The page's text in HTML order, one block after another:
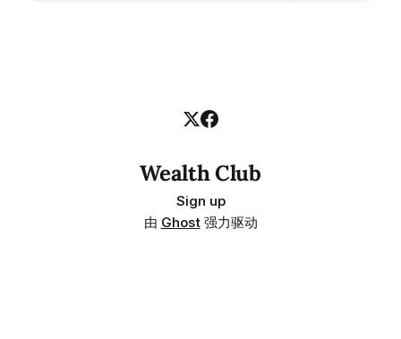
Wealth Club
Sign up
由 Ghost强力驱动